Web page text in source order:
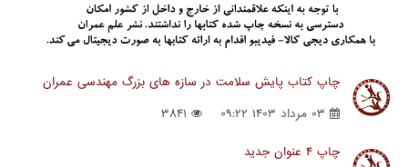
چاپ کتاب پایش سلامت در سازه های بزرگ مهندسی عمران
چاپ ۴ عنوان جدید